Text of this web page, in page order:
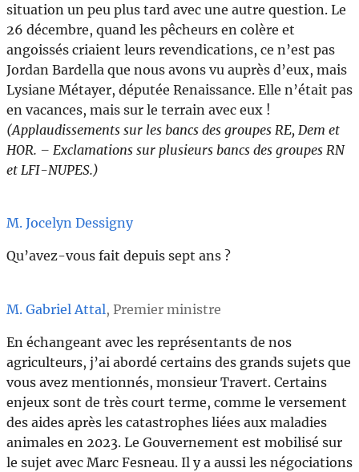
situation un peu plus tard avec une autre question. Le
26 décembre, quand les pêcheurs en colère et
angoissés criaient leurs revendications, ce n’est pas
Jordan Bardella que nous avons vu auprès d’eux, mais
Lysiane Métayer, députée Renaissance. Elle n’était pas
en vacances, mais sur le terrain avec eux !
(Applaudissements sur les bancs des groupes RE, Dem et
HOR. – Exclamations sur plusieurs bancs des groupes RN
et LFI-NUPES.)
M. Jocelyn Dessigny
Qu’avez-vous fait depuis sept ans ?
M. Gabriel Attal, Premier ministre
En échangeant avec les représentants de nos
agriculteurs, j’ai abordé certains des grands sujets que
vous avez mentionnés, monsieur Travert. Certains
enjeux sont de très court terme, comme le versement
des aides après les catastrophes liées aux maladies
animales en 2023. Le Gouvernement est mobilisé sur
le sujet avec Marc Fesneau. Il y a aussi les négociations